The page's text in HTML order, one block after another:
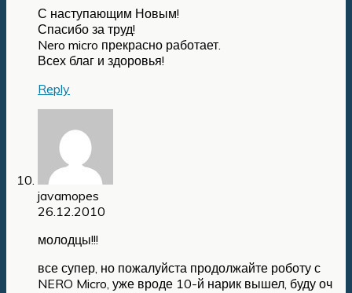
С наступающим Новым!
Спасибо за труд!
Nero micro прекрасно работает.
Всех благ и здоровья!
Reply
javamopes
26.12.2010
молодцы!!!
все супер, но пожалуйста продолжайте роботу с
NERO Micro, уже вроде 10-й нарик вышел, буду оч